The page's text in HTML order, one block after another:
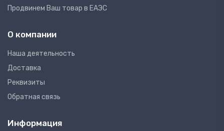
Продвинем Ваш товар в ЕАЭС
О компании
Наша деятельность
Доставка
Реквизиты
Обратная связь
Информация